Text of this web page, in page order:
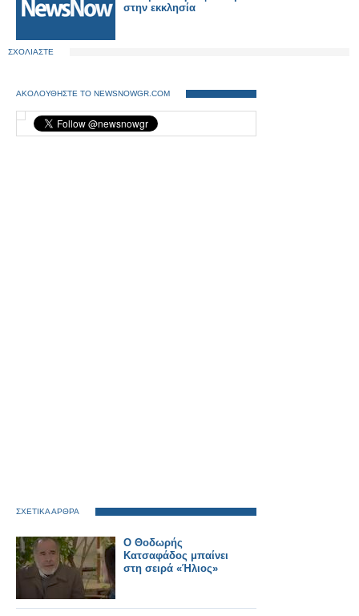
στην εκκλησία
ΣΧΟΛΙΑΣΤΕ
ΑΚΟΛΟΥΘΗΣΤΕ ΤΟ NEWSNOWGR.COM
ΣΧΕΤΙΚΑ ΑΡΘΡΑ
Ο Θοδωρής
Κατσαφάδος μπαίνει
στη σειρά «Ήλιος»